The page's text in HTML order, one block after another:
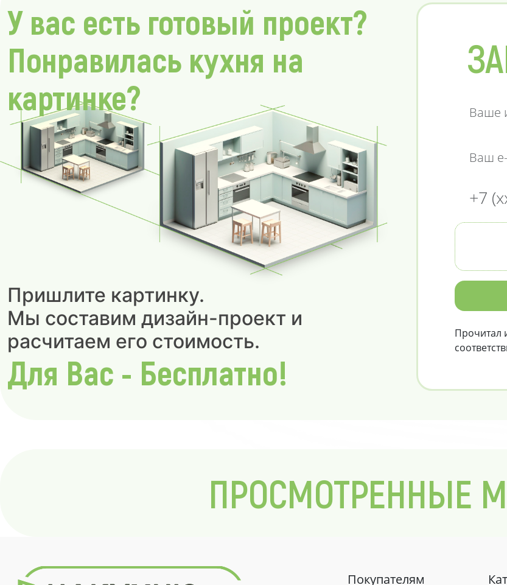
У вас есть готовый проект?
Понравилась кухня на
картинке?
Пришлите картинку.
Мы составим дизайн-проект и
расчитаем его стоимость.
Для Вас - Бесплатно!
Прочитал
ПРОСМОТРЕННЫЕ
Покупателям